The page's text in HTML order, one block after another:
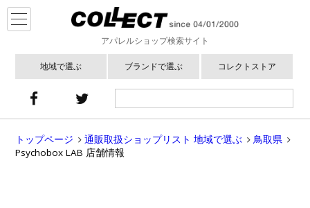
アパレルショップ検索サイト
地域で選ぶ ブランドで選ぶ コレクトストア
トップページ 通販取扱ショップリスト 地域で選ぶ
鳥取県
Psychobox LAB 店舗情報